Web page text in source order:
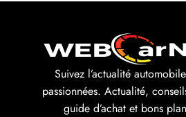
Suivez l’actualité
passionnées. Actualité,
guide d’achat et bons